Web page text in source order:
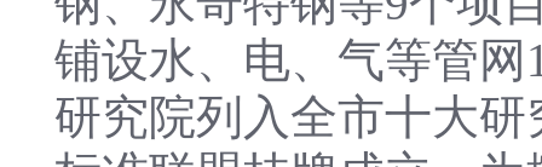
铺设水、电、气等管
研究院列入全市十大